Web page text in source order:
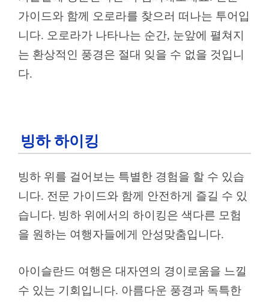
가이드와 함께 오로라를 찾으러 떠나는 투어입
니다. 오로라가 나타나는 순간, 눈앞에 펼쳐지
는 환상적인 풍경은 절대 잊을 수 없을 것입니
다.
빙하 하이킹
빙하 위를 걸어보는 특별한 경험을 할 수 있습
니다. 전문 가이드와 함께 안전하게 즐길 수 있
습니다. 빙하 위에서의 하이킹은 색다른 모험
을 원하는 여행자들에게 안성맞춤입니다.
아이슬란드 여행은 대자연의 경이로움을 느낄
수 있는 기회입니다. 아름다운 풍경과 독특한